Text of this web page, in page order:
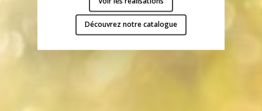
Découvrez notre catalogue